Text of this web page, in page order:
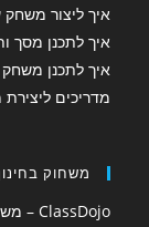
איך ליצור
איך לתכנן מסך
איך לתכנן
מדריכים
משחוק
ClassDojo – משחוק וקהילה לומדת משותפת